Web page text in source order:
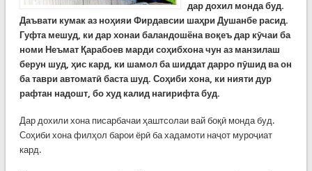
дар дохил монда буд.
Даъвати кумак аз ноҳияи Фирдавсии шаҳри Душанбе расид.
Гуфта мешуд, ки дар хонаи баландошёна воқеъ дар кӯчаи ба
номи Неъмат Қарабоев марди соҳибхона чун аз манзилаш
берун шуд, ҳис кард, ки шамол ба шиддат дарро пӯшид ва он
ба таври автоматӣ баста шуд. Соҳиби хона, ки нияти дур
рафтан надошт, бо худ калид нагирифта буд.
Дар дохили хона писарбачаи ҳаштсолаи вай боқӣ монда буд.
Соҳиби хона филҳол барои ёрӣ ба хадамоти наҷот муроҷиат
кард.